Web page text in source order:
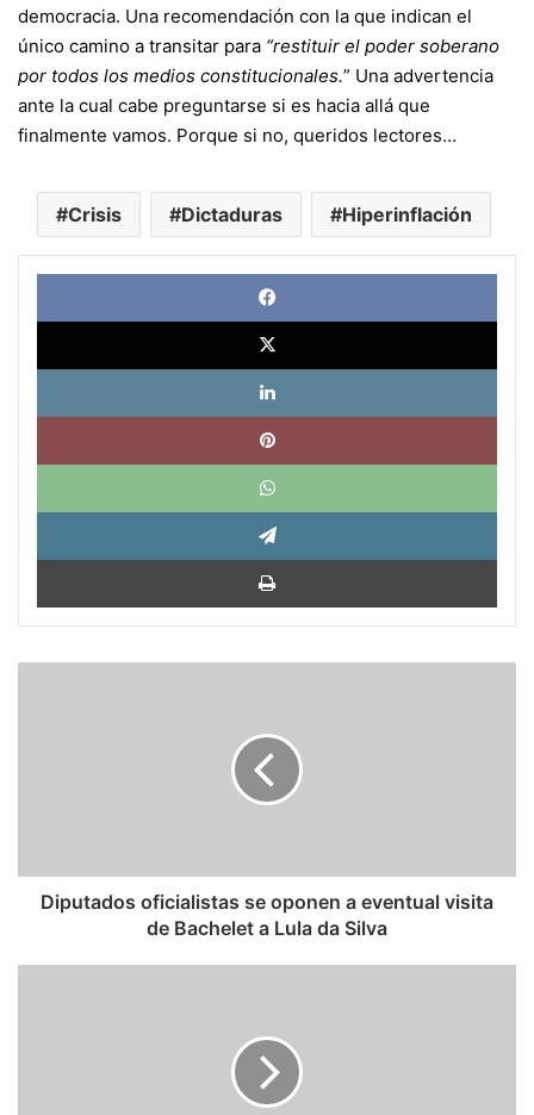
democracia. Una recomendación con la que indican el
único camino a transitar para “restituir el poder soberano
por todos los medios constitucionales.” Una advertencia
ante la cual cabe preguntarse si es hacia allá que
finalmente vamos. Porque si no, queridos lectores…
Crisis Dictaduras Hiperinflación
X
Bachelet
Diputados oficialistas se oponen a eventual visita
de Bachelet a Lula da Silva